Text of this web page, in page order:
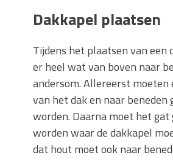
Dakkapel plaatsen
Tijdens het plaatsen van een
er heel wat van boven naar
andersom. Allereerst moeten
van het dak en naar beneden
worden. Daarna moet het gat
worden waar de dakkapel
dat hout moet ook naar